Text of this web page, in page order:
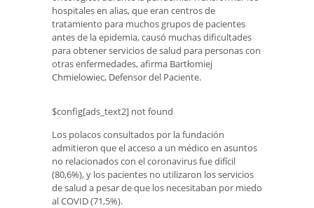
hospitales en alias, que eran centros de
tratamiento para muchos grupos de pacientes
antes de la epidemia, causó muchas dificultades
para obtener servicios de salud para personas con
otras enfermedades, afirma Bartłomiej
Chmielowiec, Defensor del Paciente.
$config[ads_text2] not found
Los polacos consultados por la fundación
admitieron que el acceso a un médico en asuntos
no relacionados con el coronavirus fue difícil
(80,6%), y los pacientes no utilizaron los servicios
de salud a pesar de que los necesitaban por miedo
al COVID (71,5%).